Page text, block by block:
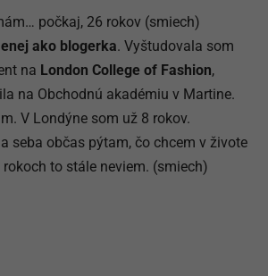
počkaj, 26 rokov (smiech)
ako blogerka. Vyštudovala som
na London College of Fashion,
na Obchodnú akadémiu v Martine.
V Londýne som už 8 rokov.
seba občas pýtam, čo chcem v živote
to stále neviem. (smiech)